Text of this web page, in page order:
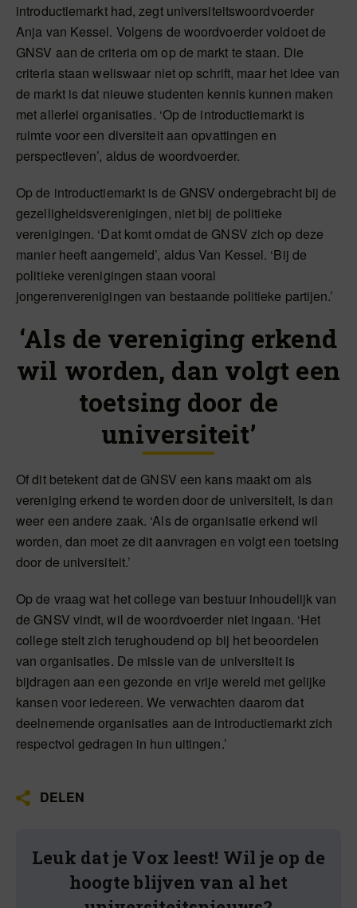
introductiemarkt had, zegt universiteitswoordvoerder
Anja van Kessel. Volgens de woordvoerder voldoet de
GNSV aan de criteria om op de markt te staan. Die
criteria staan weliswaar niet op schrift, maar het idee van
de markt is dat nieuwe studenten kennis kunnen maken
met allerlei organisaties. ‘Op de introductiemarkt is
ruimte voor een diversiteit aan opvattingen en
perspectieven’, aldus de woordvoerder.
Op de introductiemarkt is de GNSV ondergebracht bij de
gezelligheidsverenigingen, niet bij de politieke
verenigingen. ‘Dat komt omdat de GNSV zich op deze
manier heeft aangemeld’, aldus Van Kessel. ‘Bij de
politieke verenigingen staan vooral
jongerenverenigingen van bestaande politieke partijen.’
‘Als de vereniging erkend
wil worden, dan volgt een
toetsing door de
universiteit’
Of dit betekent dat de GNSV een kans maakt om als
vereniging erkend te worden door de universiteit, is dan
weer een andere zaak. ‘Als de organisatie erkend wil
worden, dan moet ze dit aanvragen en volgt een toetsing
door de universiteit.’
Op de vraag wat het college van bestuur inhoudelijk van
de GNSV vindt, wil de woordvoerder niet ingaan. ‘Het
college stelt zich terughoudend op bij het beoordelen
van organisaties. De missie van de universiteit is
bijdragen aan een gezonde en vrije wereld met gelijke
kansen voor iedereen. We verwachten daarom dat
deelnemende organisaties aan de introductiemarkt zich
respectvol gedragen in hun uitingen.’
DELEN
Leuk dat je Vox leest! Wil je op de
hoogte blijven van al het